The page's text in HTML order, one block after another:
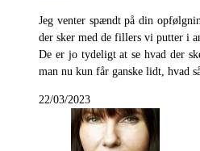
Jeg venter spændt på din
der sker med de fillers vi putter i
De er jo tydeligt at se hvad der
man nu kun får ganske lidt, hvad
22/03/2023